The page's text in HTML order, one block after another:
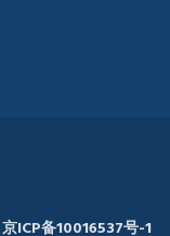
京ICP备10016537号-1